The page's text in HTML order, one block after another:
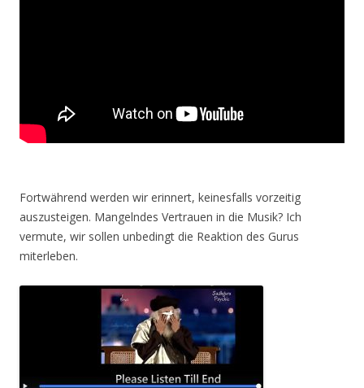
Fortwährend werden wir erinnert, keinesfalls vorzeitig
auszusteigen. Mangelndes Vertrauen in die Musik? Ich
vermute, wir sollen unbedingt die Reaktion des Gurus
miterleben.